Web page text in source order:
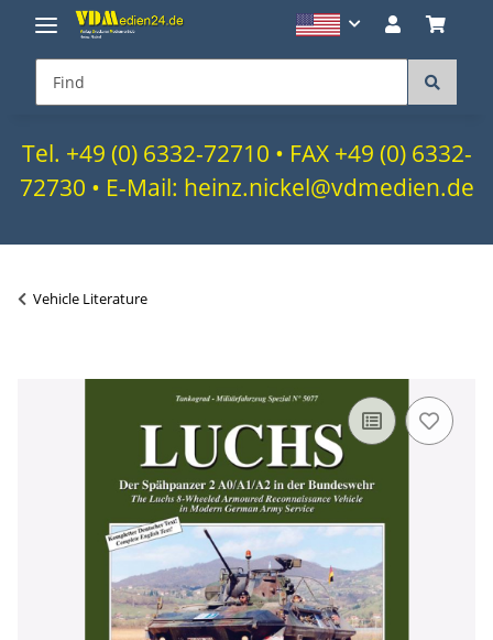
Tel. +49 (0) 6332-72710 • FAX +49 (0) 6332-
72730 • E-Mail: heinz.nickel@vdmedien.de
Vehicle Literature